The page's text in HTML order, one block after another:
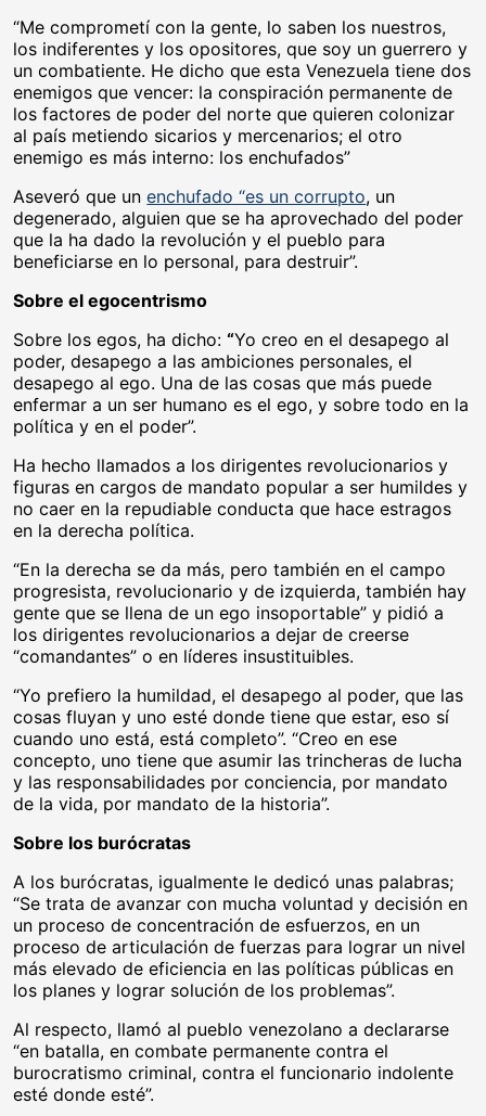
“Me comprometí con la gente, lo saben los nuestros,
los indiferentes y los opositores, que soy un guerrero y
un combatiente. He dicho que esta Venezuela tiene dos
enemigos que vencer: la conspiración permanente de
los factores de poder del norte que quieren colonizar
al país metiendo sicarios y mercenarios; el otro
enemigo es más interno: los enchufados”
Aseveró que unenchufado “es un corrupto, un
degenerado, alguien que se ha aprovechado del poder
que la ha dado la revolución y el pueblo para
beneficiarse en lo personal, para destruir”.
Sobre el egocentrismo
Sobre los egos, ha dicho:“Yo creo en el desapego al
poder, desapego a las ambiciones personales, el
desapego al ego. Una de las cosas que más puede
enfermar a un ser humano es el ego, y sobre todo en la
política y en el poder”.
Ha hecho llamados a los dirigentes revolucionarios y
figuras en cargos de mandato popular a ser humildes y
no caer en la repudiable conducta que hace estragos
en la derecha política.
“En la derecha se da más, pero también en el campo
progresista, revolucionario y de izquierda, también hay
gente que se llena de un ego insoportable” y pidió a
los dirigentes revolucionarios a dejar de creerse
“comandantes” o en líderes insustituibles.
“Yo prefiero la humildad, el desapego al poder, que las
cosas fluyan y uno esté donde tiene que estar, eso sí
cuando uno está, está completo”. “Creo en ese
concepto, uno tiene que asumir las trincheras de lucha
y las responsabilidades por conciencia, por mandato
de la vida, por mandato de la historia”.
Sobre los burócratas
A los burócratas, igualmente le dedicó unas palabras;
“Se trata de avanzar con mucha voluntad y decisión en
un proceso de concentración de esfuerzos, en un
proceso de articulación de fuerzas para lograr un nivel
más elevado de eficiencia en las políticas públicas en
los planes y lograr solución de los problemas”.
Al respecto, llamó al pueblo venezolano a declararse
“en batalla, en combate permanente contra el
burocratismo criminal, contra el funcionario indolente
esté donde esté”.